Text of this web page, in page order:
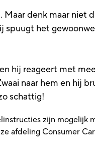
denk maar niet
spuugt het
hij reageert met
naar hem en hij
schattig!
zijn
afdeling Consumer